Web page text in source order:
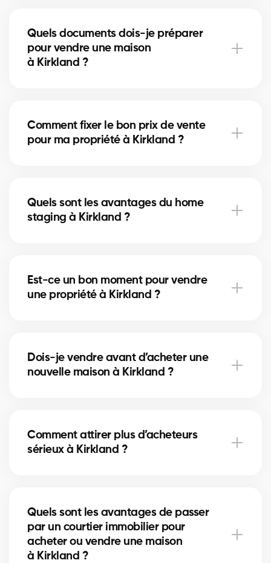
peuvent augmenter la valeur perçue. Nos experts
vous indiquent les améliorations utiles.
Quels documents dois-je préparer
pour vendre une maison
à Kirkland ?
courtiers à Kirkland vous guident pour rassembler les
documents nécessaires.
Comment fixer le bon prix de vente
pour ma propriété à Kirkland ?
prix compétitif qui attire des acheteurs sérieux.
Quels sont les avantages du home
staging à Kirkland ?
peut accélérer la vente et augmenter le prix obtenu.
Est-ce un bon moment pour vendre
une propriété à Kirkland ?
vous conseillent selon les tendances actuelles.
Dois-je vendre avant d’acheter une
nouvelle maison à Kirkland ?
manquer une opportunité. Nos courtiers vous aident
à choisir la bonne stratégie.
Comment attirer plus d’acheteurs
sérieux à Kirkland ?
augmentent vos chances d’attirer des acheteurs
motivés.
Quels sont les avantages de passer
par un courtier immobilier pour
acheter ou vendre une maison
à Kirkland ?